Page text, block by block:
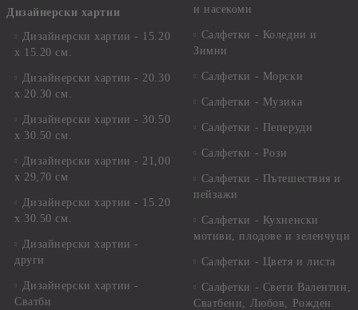
Дизайнерски хартии
Дизайнерски хартии - 15.20
х 15.20 см.
Дизайнерски хартии - 20.30
х 20.30 см.
Дизайнерски хартии - 30.50
х 30.50 см.
Дизайнерски хартии - 21,00
х 29,70 см
Дизайнерски хартии - 15.20
x 30.50 см.
Дизайнерски хартии -
други
Дизайнерски хартии -
Сватби
и насекоми
Салфетки - Коледни и
Зимни
Салфетки - Морски
Салфетки - Музика
Салфетки - Пеперуди
Салфетки - Рози
Салфетки - Пътешествия и
пейзажи
Салфетки - Кухненски
мотиви, плодове и зеленчуци
Салфетки - Цветя и листа
Салфетки - Свети Валентин,
Сватбени, Любов, Рожден